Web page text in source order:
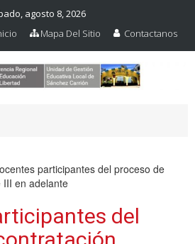
agosto 8, 2026
Mapa Del Sitio Contactanos
participantes del proceso de
en adelante
del